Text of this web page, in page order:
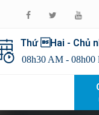
Thứ Hai - Chủ
08h30 AM - 08h00